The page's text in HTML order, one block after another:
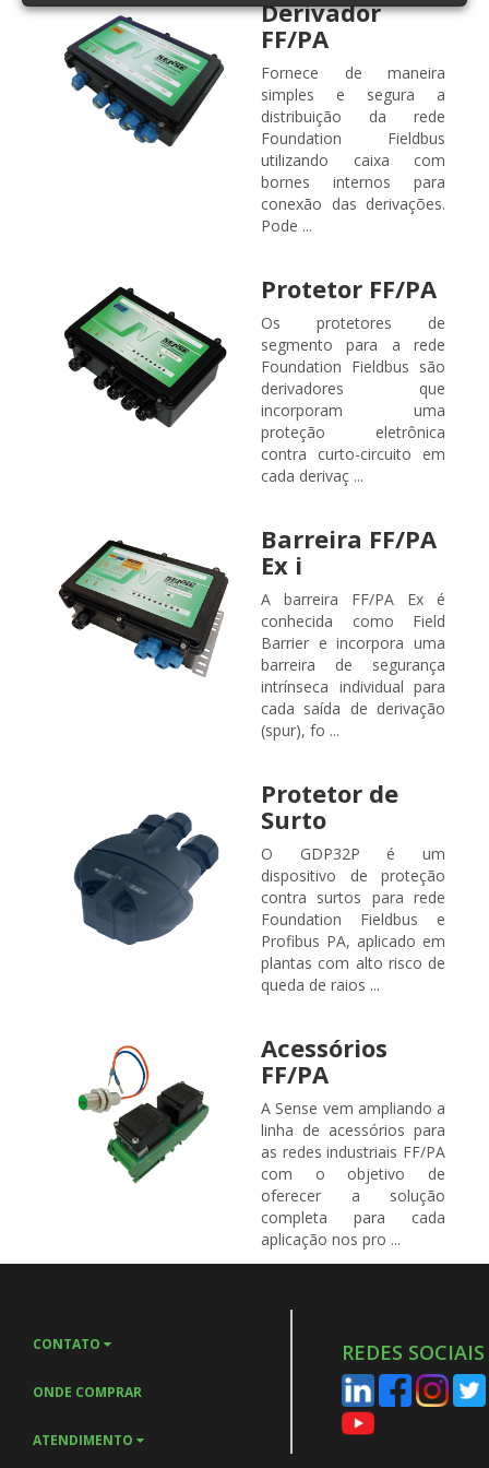
Derivador
FF/PA
Fornece de maneira
simples e segura a
distribuição da rede
Foundation Fieldbus
utilizando caixa com
bornes internos para
conexão das derivações.
Pode ...
Protetor FF/PA
Os protetores de
segmento para a rede
Foundation Fieldbus são
derivadores que
incorporam uma
proteção eletrônica
contra curto-circuito em
cada derivaç ...
Barreira FF/PA
Ex i
A barreira FF/PA Ex é
conhecida como Field
Barrier e incorpora uma
barreira de segurança
intrínseca individual para
cada saída de derivação
(spur), fo ...
Protetor de
Surto
O GDP32P é um
dispositivo de proteção
contra surtos para rede
Foundation Fieldbus e
Profibus PA, aplicado em
plantas com alto risco de
queda de raios ...
Acessórios
FF/PA
A Sense vem ampliando a
linha de acessórios para
as redes industriais FF/PA
com o objetivo de
oferecer a solução
completa para cada
aplicação nos pro ...
CONTATO
ONDE COMPRAR
ATENDIMENTO
REDES SOCIAIS